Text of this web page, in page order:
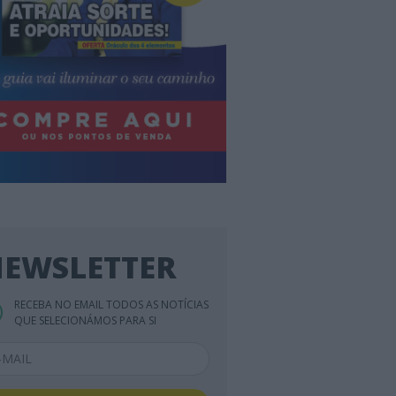
RECEBA NO EMAIL TODOS AS NOTÍCIAS
QUE SELECIONÁMOS PARA SI